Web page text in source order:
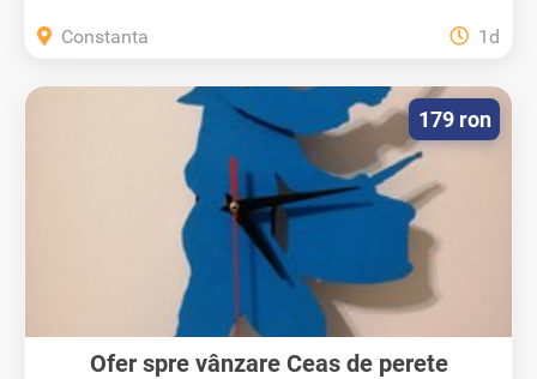
Constanta 1d
Ofer spre vânzare Ceas de perete
179 ron